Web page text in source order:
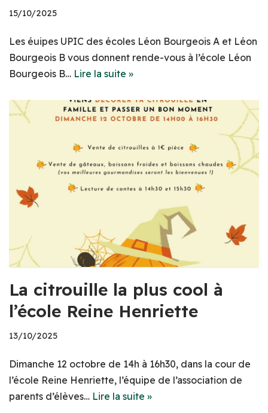
15/10/2025
Les éuipes UPIC des écoles Léon Bourgeois A et Léon
Bourgeois B vous donnent rende-vous à l’école Léon
Bourgeois B… Lire la suite »
La citrouille la plus cool à
l’école Reine Henriette
13/10/2025
Dimanche 12 octobre de 14h à 16h30, dans la cour de
l’école Reine Henriette, l’équipe de l’association de
parents d’élèves… Lire la suite »